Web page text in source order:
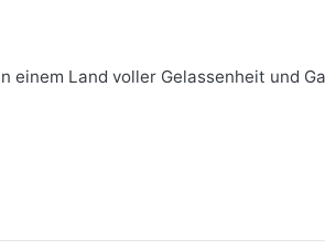
einem Land voller Gelassenheit und